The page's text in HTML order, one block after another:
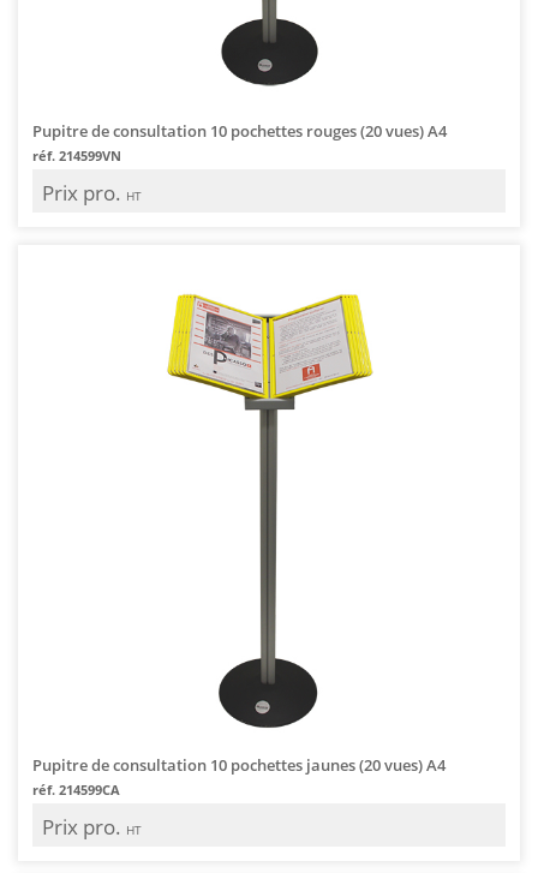
Pupitre de consultation 10 pochettes rouges (20 vues) A4
réf. 214599VN
Prix pro. HT
Pupitre de consultation 10 pochettes jaunes (20 vues) A4
réf. 214599CA
Prix pro. HT